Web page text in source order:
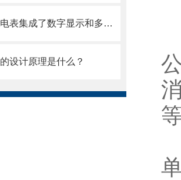
数显多功能电表集成了数字显示和多种电能计量功能
设计原理是什么？